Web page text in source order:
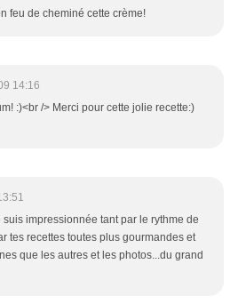
feu de cheminé cette crème!
14:16
:)<br /> Merci pour cette jolie recette:)
impressionnée tant par le rythme de
tes recettes toutes plus gourmandes et
que les autres et les photos...du grand